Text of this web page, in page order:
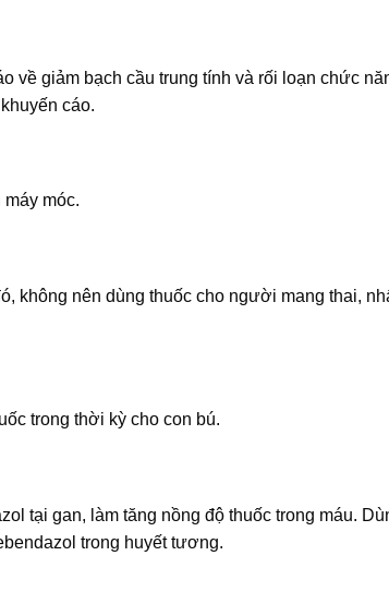
về giảm bạch cầu trung tính và rối loạn chức
cáo.
móc.
không nên dùng thuốc cho người mang thai,
trong thời kỳ cho con bú.
tại gan, làm tăng nồng độ thuốc trong máu.
trong huyết tương.